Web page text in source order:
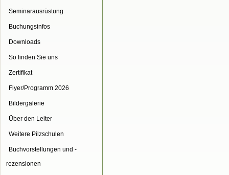
Seminarausrüstung
Buchungsinfos
Downloads
So finden Sie uns
Zertifikat
Flyer/Programm 2026
Bildergalerie
Über den Leiter
Weitere Pilzschulen
Buchvorstellungen und -
rezensionen